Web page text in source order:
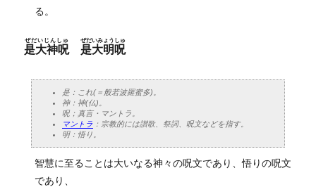
る。
是大神呪
ぜだいじんしゅ
是大明呪
ぜだいみょうしゅ
是：これ(＝般若波羅蜜多)。
神：神(仏)。
呪；真言・マントラ。
マントラ ：宗教的には讃歌、祭詞、呪文などを指す。
明：悟り。
智慧に至ることは大いなる神々の呪文であり、悟りの呪文
であり、